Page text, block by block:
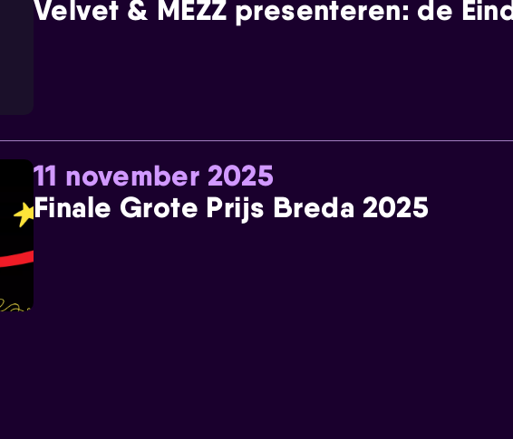
Velvet & MEZZ presenteren: de
11 november 2025
Finale Grote Prijs Breda 2025